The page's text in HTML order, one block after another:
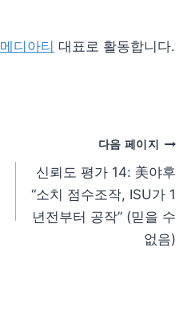
메디아티 대표로 활동합니다.
다음 페이지
신뢰도 평가 14: 美야후
“소치 점수조작, ISU가 1
년전부터 공작” (믿을 수
없음)